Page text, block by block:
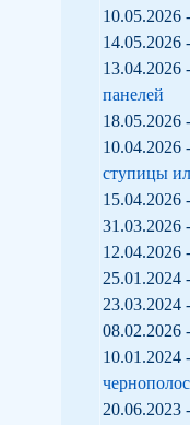
10.05.2026
14.05.2026
13.04.2026
панелей
18.05.2026
10.04.2026
ступицы
15.04.2026
31.03.2026
12.04.2026
25.01.2024
23.03.2024
08.02.2026
10.01.2024
20.06.2023